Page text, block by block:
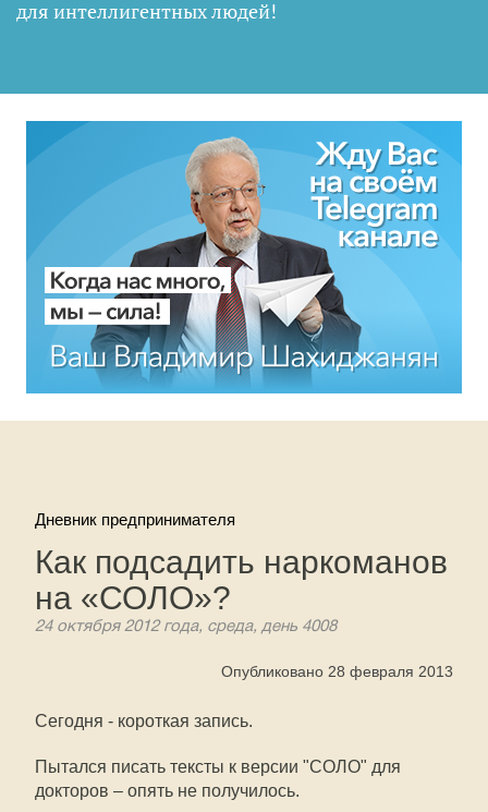
для интеллигентных людей!
Дневник предпринимателя
Как подсадить наркоманов
на «СОЛО»?
24 октября 2012 года, среда, день 4008
Опубликовано 28 февраля 2013
Сегодня - короткая запись.
Пытался писать тексты к версии "СОЛО" для
докторов – опять не получилось.